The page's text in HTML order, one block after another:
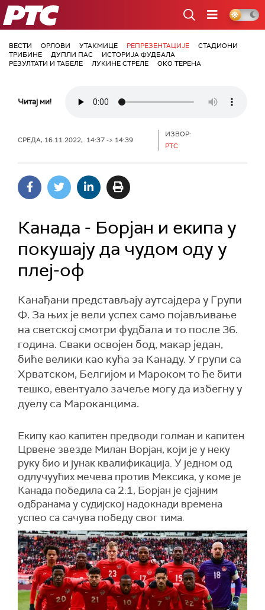
РТС
ВЕСТИ ОРЛОВИ УТАКМИЦЕ РЕПРЕЗЕНТАЦИЈЕ
СТАДИОНИ
ТРИБИНЕ
ДУПЛИ ПАС
ИСТОРИЈА ФУДБАЛА
РЕЗУЛТАТИ И ТАБЕЛЕ
ЛУКИНЕ СТРЕЛЕ ОКО ТЕРЕНА
Читај ми!
СРЕДА, 16.11.2022, 14:37 -> 14:39
ИЗВОР:
РТС
Канада - Борјан и екипа у
покушају да чудом оду у
плеј-оф
Канађани представљају аутсајдера у Групи
Ф. За њих је вели успех само појављивање
на светској смотри фудбала и то после 36.
година. Сваки освојен бод, макар један,
биће велики као кућа за Канаду. У групи са
Хрватском, Белгијом и Мароком то ће бити
тешко, евентуало зачеље могу да избегну у
дуелу са Мароканцима.
Екипу као капитен предводи голман и капитен
Црвене звезде Милан Bорјан, који је у неку
руку био и јунак квалификација. У једном од
одлучуућих мечева против Мексика, у коме је
Канада победила са 2:1, Борјан је сјајним
одбранама у судијској надокнади времена
успео са сачува победу свог тима.